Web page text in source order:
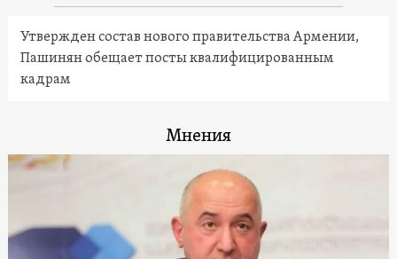
Утвержден состав нового правительства Армении,
Пашинян обещает посты квалифицированным
кадрам
Мнения